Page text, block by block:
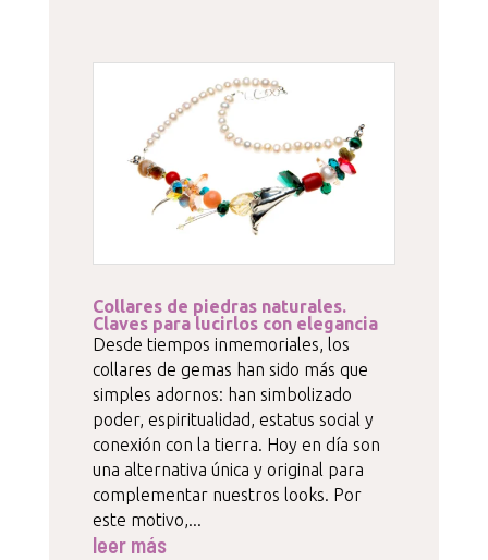
Collares de piedras naturales.
Claves para lucirlos con elegancia
Desde tiempos inmemoriales, los
collares de gemas han sido más que
simples adornos: han simbolizado
poder, espiritualidad, estatus social y
conexión con la tierra. Hoy en día son
una alternativa única y original para
complementar nuestros looks. Por
este motivo,...
leer más